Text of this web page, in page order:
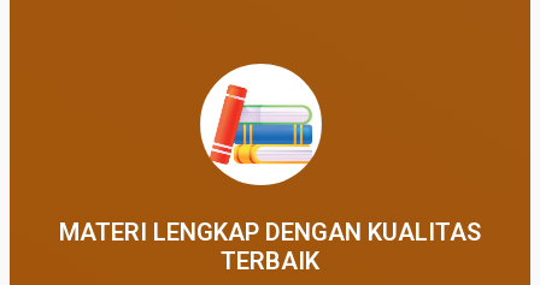
MATERI LENGKAP DENGAN KUALITAS
TERBAIK​